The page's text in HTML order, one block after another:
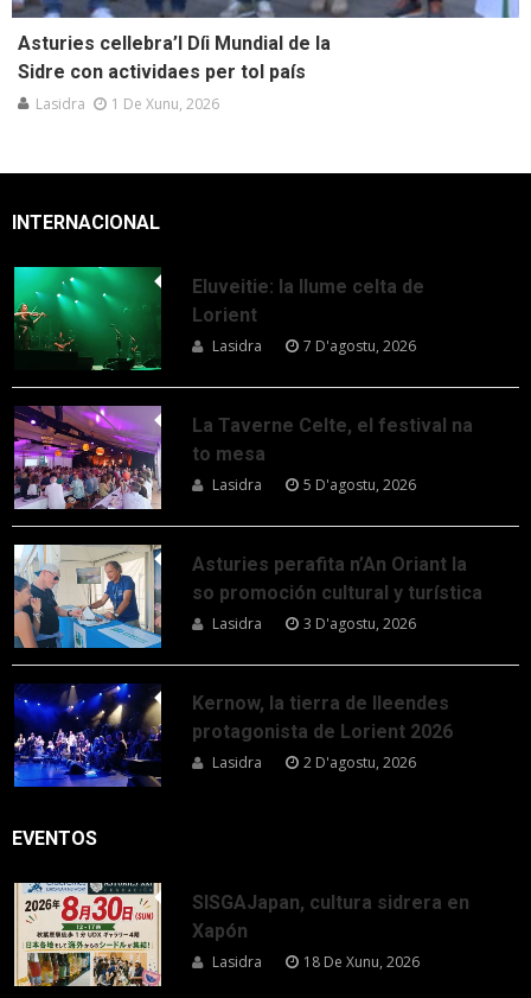
Asturies cellebra’l Díi Mundial de la
Sidre con actividaes per tol país
Lasidra 1 De Xunu, 2026
INTERNACIONAL
Eluveitie: la llume celta de
Lorient
Lasidra 7 D'agostu, 2026
La Taverne Celte, el festival na
to mesa
Lasidra 5 D'agostu, 2026
Asturies perafita n’An Oriant la
so promoción cultural y turística
Lasidra 3 D'agostu, 2026
Kernow, la tierra de lleendes
protagonista de Lorient 2026
Lasidra 2 D'agostu, 2026
EVENTOS
SISGAJapan, cultura sidrera en
Xapón
Lasidra 18 De Xunu, 2026